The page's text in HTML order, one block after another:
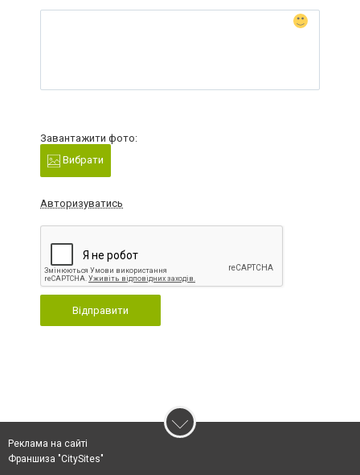
Завантажити фото:
Вибрати
Авторизуватись
Відправити
Реклама на сайті
Франшиза "CitySites"